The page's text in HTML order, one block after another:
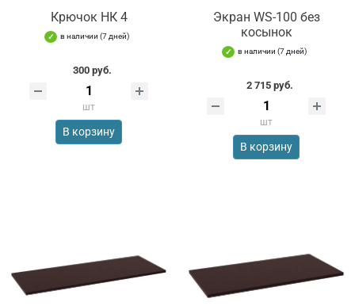
Крючок НК 4
в наличии (7 дней)
300 руб.
шт
В корзину
Экран WS-100 без
косынок
в наличии (7 дней)
2 715 руб.
шт
В корзину